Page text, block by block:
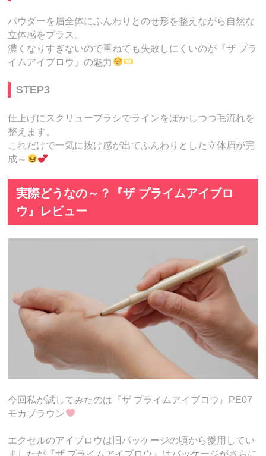
パウダーを眉全体にふんわりとのせ形を整えながら自然な
立体感をプラス。
濃くなりすぎないので重ねても失敗しにくいのが『ザ プラ
イムアイブロウ』の魅力
STEP3
仕上げにスクリューブラシでラインをぼかしつつ毛流れを
整えます。
これだけで一気に抜け感が出てふんわりとした立体眉が完
成～
実際どうなの～？『ザ プライムアイブロ
ウ』レビュー
今回私が試してみたのは『ザ プライムアイブロウ』PE07
モカブラウン
エクセルのアイブロウは旧パッケージの頃から愛用してい
ましたが『ザ プライムアイブロウ』はパッケージがさらに